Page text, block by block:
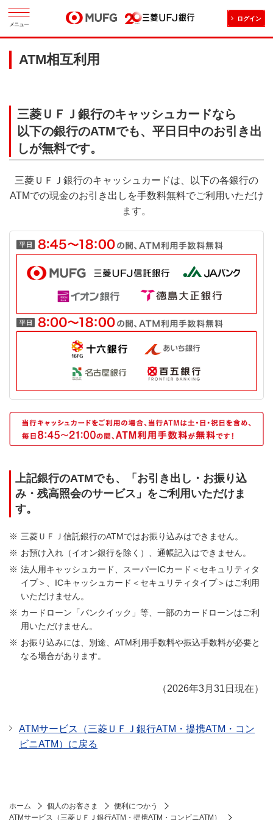
メニュー
ログイン
ATM相互利用
三菱ＵＦＪ銀行のキャッシュカードなら
以下の銀行のATMでも、平日日中のお引き出
しが無料です。
三菱ＵＦＪ銀行のキャッシュカードは、以下の各銀行の
ATMでの現金のお引き出しを手数料無料でご利用いただけ
ます。
上記銀行のATMでも、「お引き出し・お振り込
み・残高照会のサービス」をご利用いただけま
す。
三菱ＵＦＪ信託銀行のATMではお振り込みはできません。
お預け入れ（イオン銀行を除く）、通帳記入はできません。
法人用キャッシュカード、スーパーICカード＜セキュリティタ
イプ＞、ICキャッシュカード＜セキュリティタイプ＞はご利用
いただけません。
カードローン「バンクイック」等、一部のカードローンはご利
用いただけません。
お振り込みには、別途、ATM利用手数料や振込手数料が必要と
なる場合があります。
（2026年3月31日現在）
ATMサービス（三菱ＵＦＪ銀行ATM・提携ATM・コン
ビニATM）に戻る
ホーム 個人のお客さま
便利につかう
ATMサービス（三菱ＵＦＪ銀行ATM・提携ATM・コンビニATM）